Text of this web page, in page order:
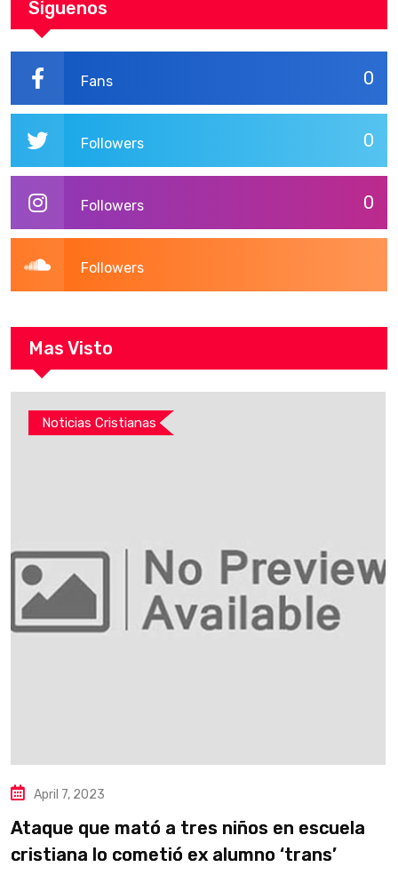
Siguenos
0
Fans
0
Followers
0
Followers
Followers
Mas Visto
Noticias Cristianas
April 7, 2023
Ataque que mató a tres niños en escuela
cristiana lo cometió ex alumno ‘trans’